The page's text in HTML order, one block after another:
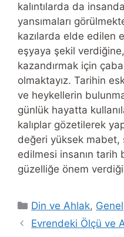
kalıntılarda da
yansımaları
kazılarda elde edilen
eşyaya şekil
kazandırmak için
olmaktayız. Tarihin
ve heykellerin
günlük hayatta
kalıplar gözetilerek
değeri yüksek mabet,
edilmesi insanın tarih
güzelliğe önem
Categories
Din ve Ahlak, Genel
Evrendeki Ölçü ve